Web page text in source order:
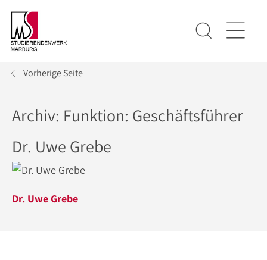
Vorherige Seite
Archiv: Funktion: Geschäftsführer
Dr. Uwe Grebe
Dr. Uwe Grebe